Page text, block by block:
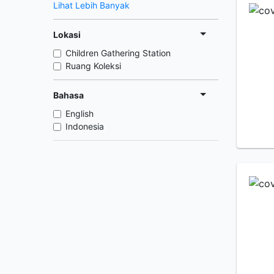
Lihat Lebih Banyak
Lokasi
Children Gathering Station
Ruang Koleksi
Bahasa
English
Indonesia